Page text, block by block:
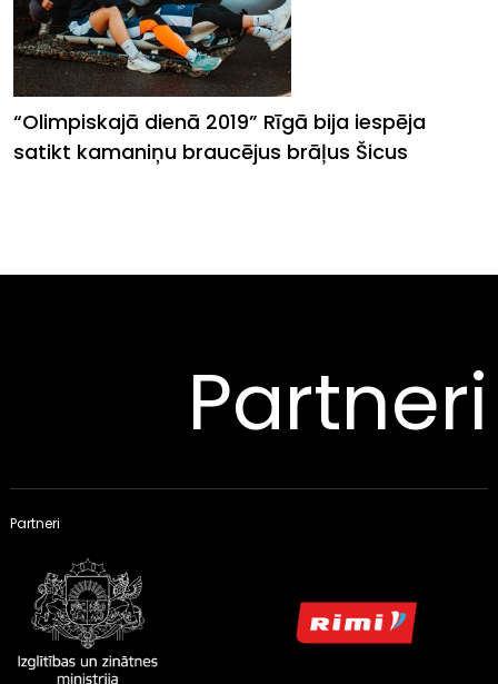
“Olimpiskajā dienā 2019” Rīgā bija iespēja
satikt kamaniņu braucējus brāļus Šicus
Partneri
Partneri